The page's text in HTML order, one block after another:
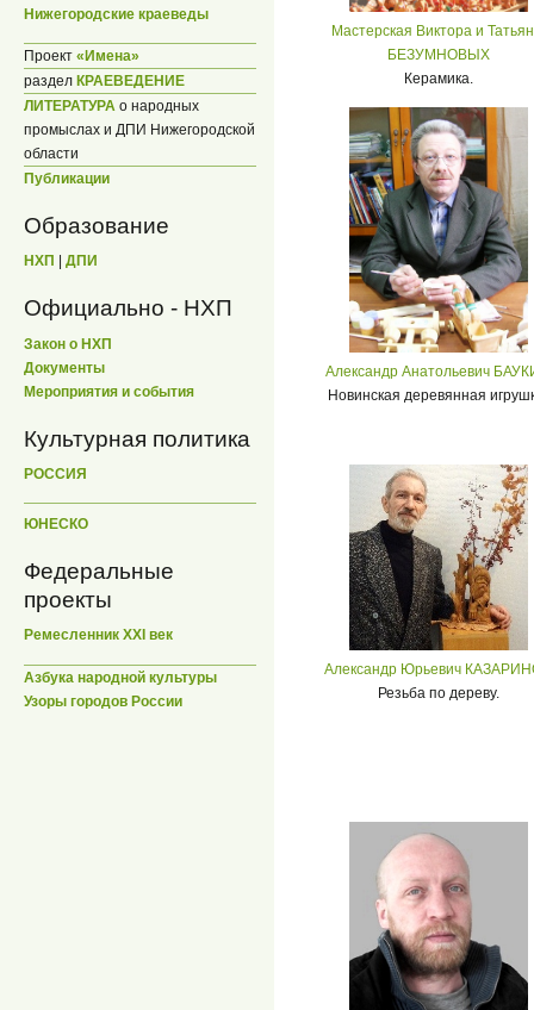
Нижегородские краеведы
Проект «Имена»
раздел КРАЕВЕДЕНИЕ
ЛИТЕРАТУРА о народных
промыслах и ДПИ Нижегородской
области
Публикации
Образование
НХП ДПИ
Официально - НХП
Закон о НХП
Документы
Мероприятия и события
Культурная политика
РОССИЯ
ЮНЕСКО
Федеральные
проекты
Ремесленник XXI век
Азбука народной культуры
Узоры городов России
Мастерская Виктора и
БЕЗУМНОВЫХ
Керамика.
Александр Анатольевич
Новинская деревянная
Александр Юрьевич
Резьба по дереву.